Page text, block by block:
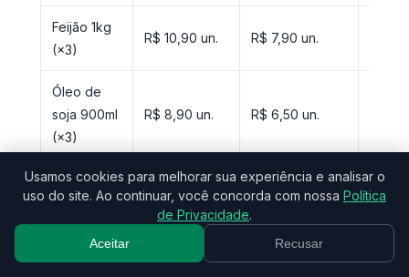
Feijão 1kg
(×3)
R$ 10,90 un. R$ 7,90 un.
Óleo de
soja 900ml
(×3)
R$ 8,90 un. R$ 6,50 un.
Açúcar 5kg R$ 19,90 R$ 14,90 25%
Café 500g
R$ 22,90 un. 26%
Usamos cookies para melhorar sua experiência e analisar o
uso do site. Ao continuar, você concorda com nossa Política
de Privacidade.
Aceitar Recusar